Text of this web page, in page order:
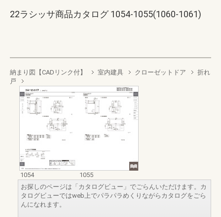
22ラシッサ商品カタログ 1054-1055(1060-1061)
納まり図【CADリンク付】 室内建具 クローゼットドア
折れ
戸
1054
1055
お探しのページは「カタログビュー」でごらんいただけます。カ
タログビューではweb上でパラパラめくりながらカタログをごら
んになれます。